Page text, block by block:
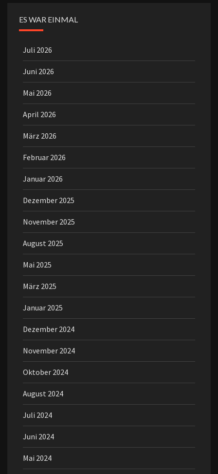
ES WAR EINMAL
Juli 2026
Juni 2026
Mai 2026
April 2026
März 2026
Februar 2026
Januar 2026
Dezember 2025
November 2025
August 2025
Mai 2025
März 2025
Januar 2025
Dezember 2024
November 2024
Oktober 2024
August 2024
Juli 2024
Juni 2024
Mai 2024